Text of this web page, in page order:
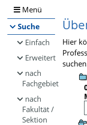
Menü
Suche
Einfach
Erweitert
nach
Fachgebiet
nach
Fakultät /
Sektion
Hier